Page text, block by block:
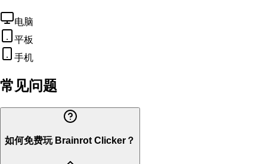
电脑
平板
手机
常见问题
如何免费玩 Brainrot Clicker？